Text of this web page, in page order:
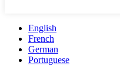
English
French
German
Portuguese